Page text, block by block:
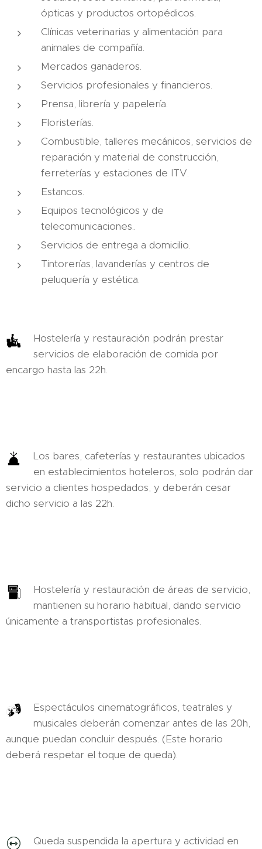
ópticas y productos ortopédicos.
Clínicas veterinarias y alimentación para
animales de compañía.
Mercados ganaderos.
Servicios profesionales y financieros.
Prensa, librería y papelería.
Floristerías.
Combustible, talleres mecánicos, servicios de
reparación y material de construcción,
ferreterías y estaciones de ITV.
Estancos.
Equipos tecnológicos y de
telecomunicaciones..
Servicios de entrega a domicilio.
Tintorerías, lavanderías y centros de
peluquería y estética.
Hostelería y restauración podrán prestar
servicios de elaboración de comida por
encargo hasta las 22h.
Los bares, cafeterías y restaurantes ubicados
en establecimientos hoteleros, solo podrán dar
servicio a clientes hospedados, y deberán cesar
dicho servicio a las 22h.
Hostelería y restauración de áreas de servicio,
mantienen su horario habitual, dando servicio
únicamente a transportistas profesionales.
Espectáculos cinematográficos, teatrales y
musicales deberán comenzar antes de las 20h,
aunque puedan concluir después. (Este horario
deberá respetar el toque de queda).
Queda suspendida la apertura y actividad en